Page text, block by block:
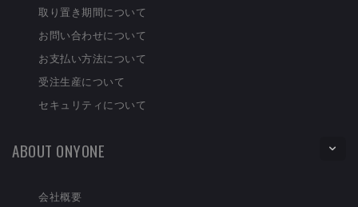
取り置き期間について
お問い合わせについて
お支払い方法について
受注生産について
セキュリティについて
ABOUT ONYONE
会社概要